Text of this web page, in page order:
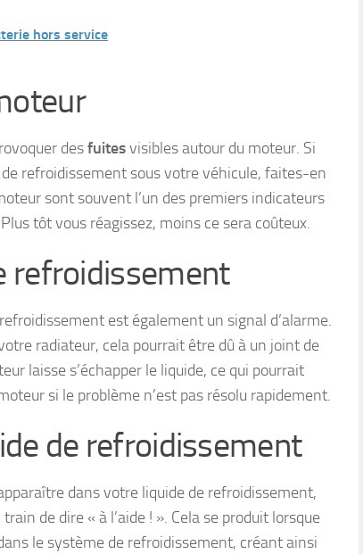
hors service
desfuitesvisibles autour du moteur. Si
refroidissement sous votre véhicule, faites-en
sont souvent l’un des premiers indicateurs
tôt vous réagissez, moins ce sera coûteux.
refroidissement
est également un signal d’alarme.
radiateur, cela pourrait être dû à un joint de
laisse s’échapper le liquide, ce qui pourrait
si le problème n’est pas résolu rapidement.
de refroidissement
dans votre liquide de refroidissement,
de dire « à l’aide ! ». Cela se produit lorsque
le système de refroidissement, créant ainsi